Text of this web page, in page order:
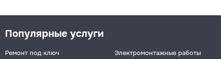
Популярные услуги
Ремонт под ключ
Электромонтажные работы